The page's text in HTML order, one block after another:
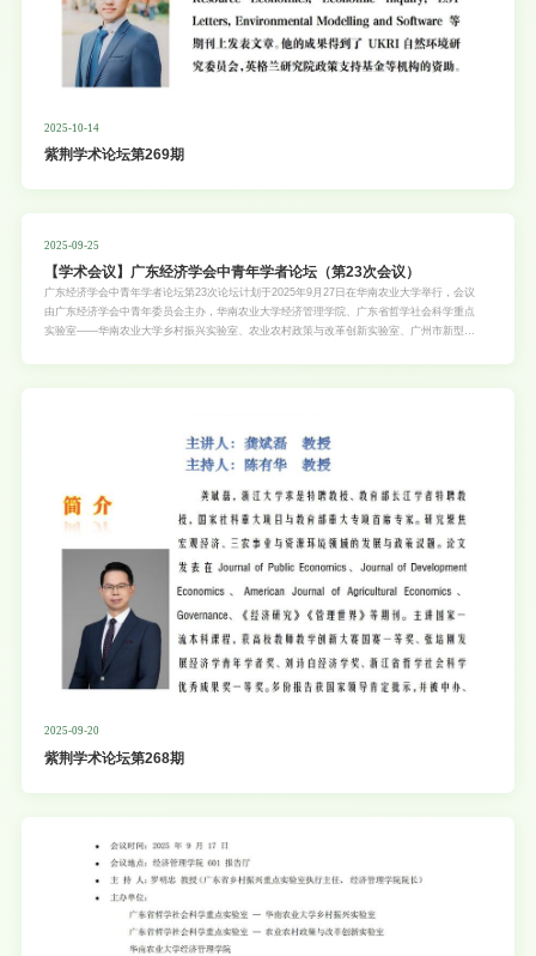
2025-10-14
紫荆学术论坛第269期
2025-09-25
【学术会议】广东经济学会中青年学者论坛（第23次会议）
广东经济学会中青年学者论坛第23次论坛计划于2025年9月27日在华南农业大学举行，会议
由广东经济学会中青年委员会主办，华南农业大学经济管理学院、广东省哲学社会科学重点
实验室——华南农业大学乡村振兴实验室、农业农村政策与改革创新实验室、广州市新型智
2025-09-20
紫荆学术论坛第268期